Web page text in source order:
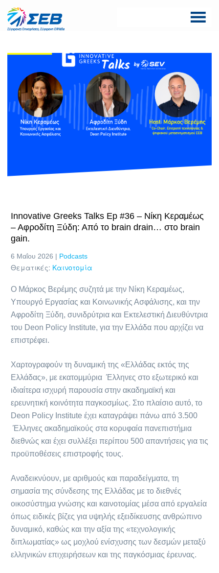
content
Innovative Greeks Talks Ep #36 – Νίκη Κεραμέως
– Αφροδίτη Ξύδη: Από το brain drain… στο brain
gain.
6 Μαΐου 2026 | Podcasts
Θεματικές: Καινοτομία
Ο Μάρκος Βερέμης συζητά με την Νίκη Κεραμέως,
Υπουργό Εργασίας και Κοινωνικής Ασφάλισης, και την
Αφροδίτη Ξύδη, συνιδρύτρια και Εκτελεστική Διευθύντρια
του Deon Policy Institute, για την Ελλάδα που αρχίζει να
επιστρέφει.
Χαρτογραφούν τη δυναμική της «Ελλάδας εκτός της
Ελλάδας», με εκατομμύρια Έλληνες στο εξωτερικό και
ιδιαίτερα ισχυρή παρουσία στην ακαδημαϊκή και
ερευνητική κοινότητα παγκοσμίως. Στο πλαίσιο αυτό, το
Deon Policy Institute έχει καταγράψει πάνω από 3.500
Έλληνες ακαδημαϊκούς στα κορυφαία πανεπιστήμια
διεθνώς και έχει συλλέξει περίπου 500 απαντήσεις για τις
προϋποθέσεις επιστροφής τους.
Αναδεικνύουν, με αριθμούς και παραδείγματα, τη
σημασία της σύνδεσης της Ελλάδας με το διεθνές
οικοσύστημα γνώσης και καινοτομίας μέσα από εργαλεία
όπως ειδικές βίζες για υψηλής εξειδίκευσης ανθρώπινο
δυναμικό, καθώς και την αξία της «τεχνολογικής
διπλωματίας» ως μοχλού ενίσχυσης των δεσμών μεταξύ
ελληνικών επιχειρήσεων και της παγκόσμιας έρευνας.